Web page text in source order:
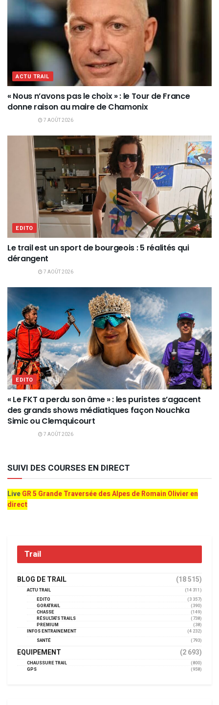
ACTU TRAIL
« Nous n’avons pas le choix » : le Tour de France
donne raison au maire de Chamonix
7 AOÛT 2026
EDITO
Le trail est un sport de bourgeois : 5 réalités qui
dérangent
7 AOÛT 2026
EDITO
« Le FKT a perdu son âme » : les puristes s’agacent
des grands shows médiatiques façon Nouchka
Simic ou Clemquicourt
7 AOÛT 2026
SUIVI DES COURSES EN DIRECT
LiveGR 5 Grande Traversée des Alpes de Romain Olivier en
direct
Trail
BLOG DE TRAIL (18 515)
ACTU TRAIL
(14 311)
EDITO
(3 357)
GORATRAIL
(390)
CHASSE
(149)
RÉSULTATS TRAILS
(738)
PREMIUM
(38)
INFOS ENTRAINEMENT
(4 232)
SANTÉ
(793)
EQUIPEMENT (2 693)
CHAUSSURE TRAIL
(800)
GPS
(958)